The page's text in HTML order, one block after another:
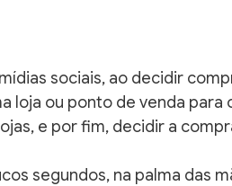
sociais, ao decidir
loja ou ponto de venda
e por fim, decidir a
segundos, na palma das